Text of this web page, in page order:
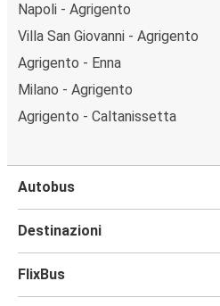
Napoli - Agrigento
Villa San Giovanni - Agrigento
Agrigento - Enna
Milano - Agrigento
Agrigento - Caltanissetta
Autobus
Destinazioni
FlixBus